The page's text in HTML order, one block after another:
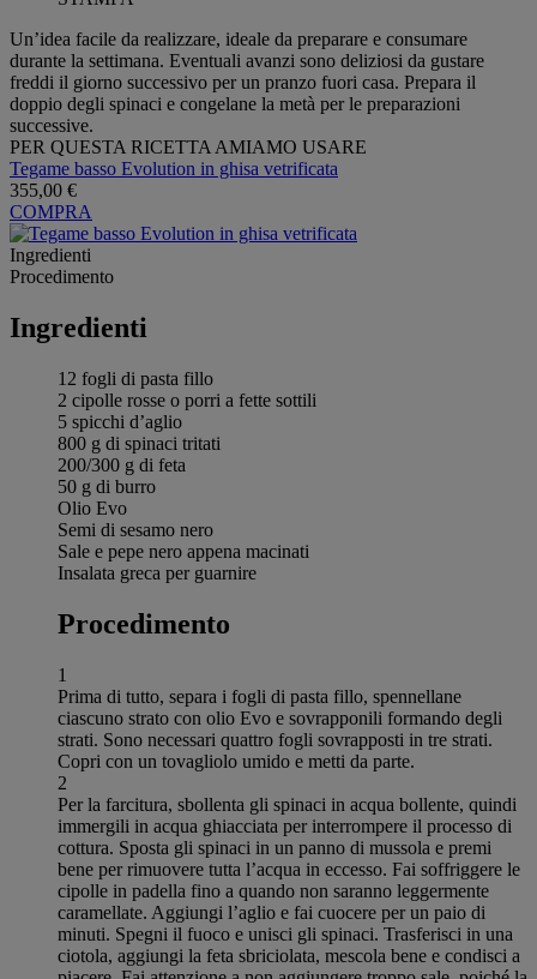
Un’idea facile da realizzare, ideale da preparare e consumare
durante la settimana. Eventuali avanzi sono deliziosi da gustare
freddi il giorno successivo per un pranzo fuori casa. Prepara il
doppio degli spinaci e congelane la metà per le preparazioni
successive.
PER QUESTA RICETTA AMIAMO USARE
Tegame basso Evolution in ghisa vetrificata
355,00 €
COMPRA
Ingredienti
Procedimento
Ingredienti
12 fogli di pasta fillo
2 cipolle rosse o porri a fette sottili
5 spicchi d’aglio
800 g di spinaci tritati
200/300 g di feta
50 g di burro
Olio Evo
Semi di sesamo nero
Sale e pepe nero appena macinati
Insalata greca per guarnire
Procedimento
1
Prima di tutto, separa i fogli di pasta fillo, spennellane
ciascuno strato con olio Evo e sovrapponili formando degli
strati. Sono necessari quattro fogli sovrapposti in tre strati.
Copri con un tovagliolo umido e metti da parte.
2
Per la farcitura, sbollenta gli spinaci in acqua bollente, quindi
immergili in acqua ghiacciata per interrompere il processo di
cottura. Sposta gli spinaci in un panno di mussola e premi
bene per rimuovere tutta l’acqua in eccesso. Fai soffriggere le
cipolle in padella fino a quando non saranno leggermente
caramellate. Aggiungi l’aglio e fai cuocere per un paio di
minuti. Spegni il fuoco e unisci gli spinaci. Trasferisci in una
ciotola, aggiungi la feta sbriciolata, mescola bene e condisci a